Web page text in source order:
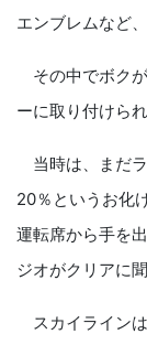
エンブレムなど
その中でボク
ーに取り付けら
当時は、まだ
20％というお化
運転席から手を
ジオがクリアに
スカイライン